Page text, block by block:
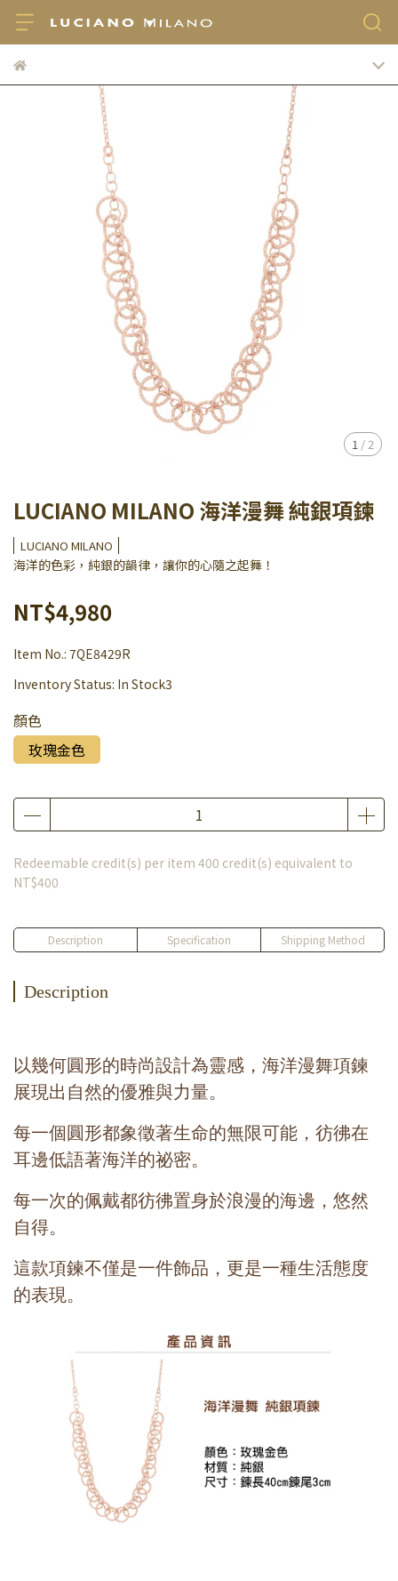
1 / 2
LUCIANO MILANO 海洋漫舞 純銀項鍊
LUCIANO MILANO
海洋的色彩，純銀的韻律，讓你的心隨之起舞！
NT$4,980
Item No.: 7QE8429R
Inventory Status: In Stock3
顏色
玫瑰金色
Redeemable credit(s) per item 400 credit(s) equivalent to
NT$400
Description Specification Shipping Method
Description
以幾何圓形的時尚設計為靈感，海洋漫舞項鍊
展現出自然的優雅與力量。
每一個圓形都象徵著生命的無限可能，彷彿在
耳邊低語著海洋的祕密。
每一次的佩戴都彷彿置身於浪漫的海邊，悠然
自得。
這款項鍊不僅是一件飾品，更是一種生活態度
的表現。